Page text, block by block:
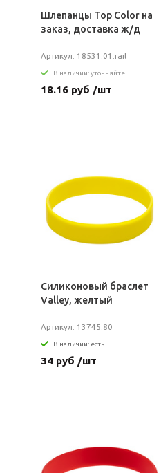
Шлепанцы Top Color на
заказ, доставка ж/д
Артикул: 18531.01.rail
В наличии: уточняйте
18.16 руб /шт
Силиконовый браслет
Valley, желтый
Артикул: 13745.80
В наличии: есть
34 руб /шт